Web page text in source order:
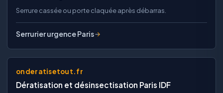
Serrure cassée ou porte claquée après débarras.
Serrurier urgence Paris
onderatisetout.fr
Dératisation et désinsectisation Paris IDF